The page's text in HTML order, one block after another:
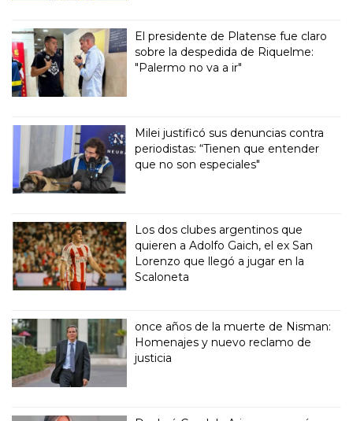
El presidente de Platense fue claro
sobre la despedida de Riquelme:
"Palermo no va a ir"
Milei justificó sus denuncias contra
periodistas: “Tienen que entender
que no son especiales"
Los dos clubes argentinos que
quieren a Adolfo Gaich, el ex San
Lorenzo que llegó a jugar en la
Scaloneta
once años de la muerte de Nisman:
Homenajes y nuevo reclamo de
justicia